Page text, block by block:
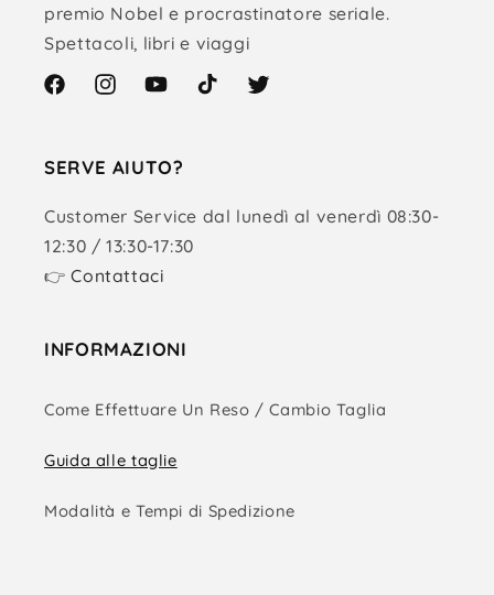
premio Nobel e procrastinatore seriale.
Spettacoli, libri e viaggi
FacebookInstagramYouTubeTikTok Twitter
SERVE AIUTO?
Customer Service dal lunedì al venerdì 08:30-
12:30 / 13:30-17:30
👉Contattaci
INFORMAZIONI
Come Effettuare Un Reso / Cambio Taglia
Guida alle taglie
Modalità e Tempi di Spedizione